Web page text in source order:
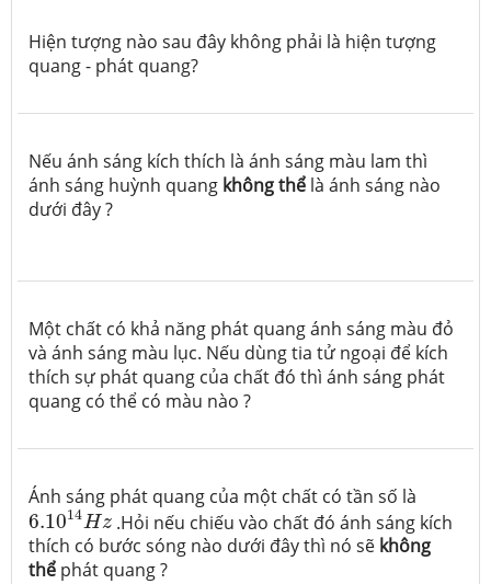
Hiện tượng nào sau đây không phải là hiện tượng
quang - phát quang?
Nếu ánh sáng kích thích là ánh sáng màu lam thì
ánh sáng huỳnh quang không thể là ánh sáng nào
dưới đây ?
Một chất có khả năng phát quang ánh sáng màu đỏ
và ánh sáng màu lục. Nếu dùng tia tử ngoại để kích
thích sự phát quang của chất đó thì ánh sáng phát
quang có thể có màu nào ?
Ánh sáng phát quang của một chất có tần số là
6.1014Hz
6.1014Hz.Hỏi nếu chiếu vào chất đó ánh sáng kích
thích có bước sóng nào dưới đây thì nó sẽ không
thể phát quang ?